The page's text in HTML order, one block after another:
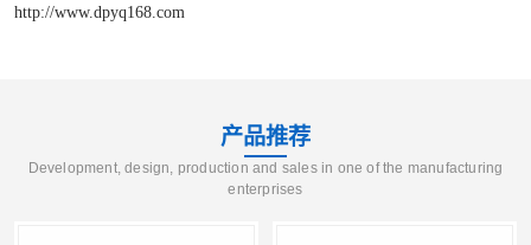
http://www.dpyq168.com
产品推荐
Development, design, production and sales in one of the manufacturing
enterprises